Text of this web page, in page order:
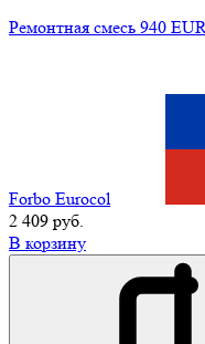
Ремонтная смесь 940
Forbo Eurocol
2 409 руб.
В корзину